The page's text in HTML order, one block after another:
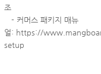
조
- 커머스 패키지 매뉴
얼: https://
setup